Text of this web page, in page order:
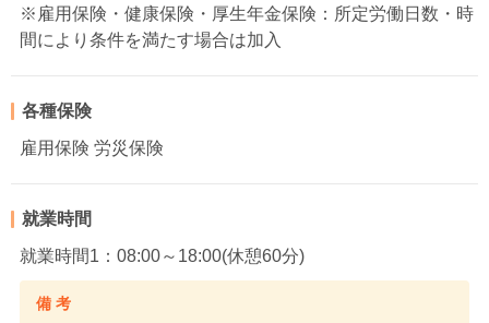
※雇用保険・健康保険・厚生年金保険：所定労働日数・時
間により条件を満たす場合は加入
各種保険
雇用保険 労災保険
就業時間
就業時間1：08:00～18:00(休憩60分)
備 考